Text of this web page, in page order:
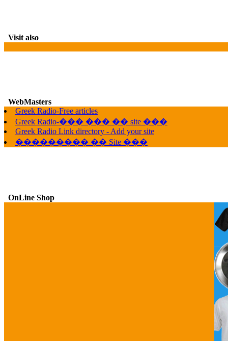
Visit also
WebMasters
Greek Radio-Free articles
Greek Radio-��� ��� �� site ���
Greek Radio Link directory - Add your site
��������� �� Site ���
OnLine Shop